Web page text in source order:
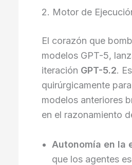
2. Motor de
El corazón que
modelos GPT-5,
iteración GPT-5.2.
quirúrgicamente
modelos anteriores
en el razonamiento
Autonomía en la
que los agentes